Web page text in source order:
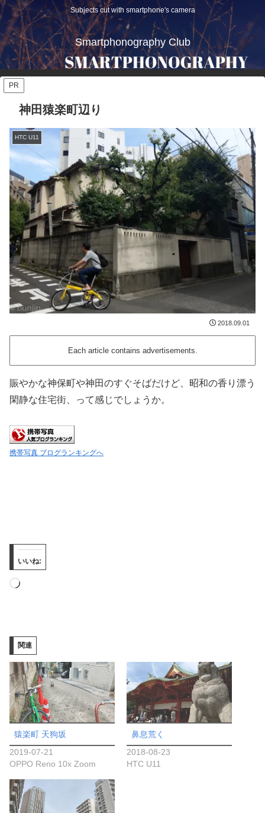
Subjects cut with smartphone's camera
Smartphonography Club
PR
神田猿楽町辺り
HTC U11
2018.09.01
Each article contains advertisements.
賑やかな神保町や神田のすぐそばだけど、昭和の香り漂う
閑静な住宅街、って感じでしょうか。
携帯写真 ブログランキングへ
いいね:
読
み
中…
関連
猿楽町 天狗坂
2019-07-21
OPPO Reno 10x Zoom
鼻息荒く
2018-08-23
HTC U11